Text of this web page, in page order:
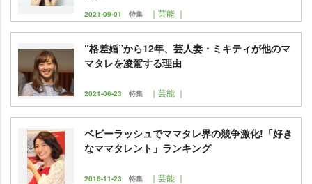
2021-09-01 特集 ｜芸能 ｜
“格差婚”から12年、芸人妻・ミキティが他のマ
マタレを凌駕する理由
2021-06-23 特集 ｜芸能 ｜
ベビーラッシュでママタレ界の競争激化!「好き
なママタレント」ランキング
2016-11-23 特集 ｜芸能 ｜